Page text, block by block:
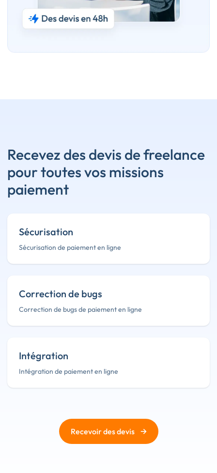
Recevez des devis de freelance
pour toutes vos missions
paiement
Sécurisation
Sécurisation de paiement en ligne
Correction de bugs
Correction de bugs de paiement en ligne
Intégration
Intégration de paiement en ligne
Recevoir des devis →